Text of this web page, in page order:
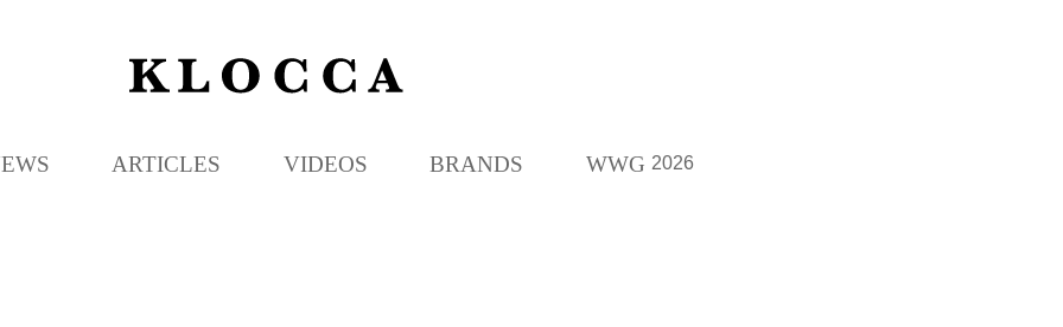
K
L
C
ARTICLES VIDEOS BRANDS WWG 2026